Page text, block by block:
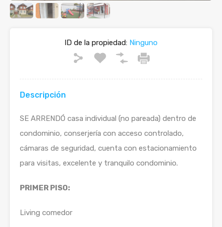
ID de la propiedad: Ninguno
Descripción
SE ARRENDÓ casa individual (no pareada) dentro de
condominio, conserjería con acceso controlado,
cámaras de seguridad, cuenta con estacionamiento
para visitas, excelente y tranquilo condominio.
PRIMER PISO:
Living comedor